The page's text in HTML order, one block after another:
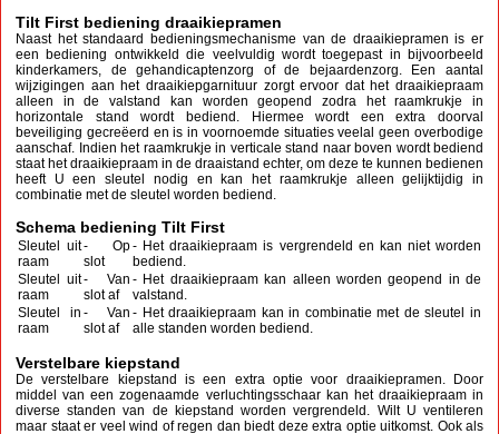
Tilt First bediening draaikiepramen
Naast het standaard bedieningsmechanisme van de draaikiepramen is er
een bediening ontwikkeld die veelvuldig wordt toegepast in bijvoorbeeld
kinderkamers, de gehandicaptenzorg of de bejaardenzorg. Een aantal
wijzigingen aan het draaikiepgarnituur zorgt ervoor dat het draaikiepraam
alleen in de valstand kan worden geopend zodra het raamkrukje in
horizontale stand wordt bediend. Hiermee wordt een extra doorval
beveiliging gecreëerd en is in voornoemde situaties veelal geen overbodige
aanschaf. Indien het raamkrukje in verticale stand naar boven wordt bediend
staat het draaikiepraam in de draaistand echter, om deze te kunnen bedienen
heeft U een sleutel nodig en kan het raamkrukje alleen gelijktijdig in
combinatie met de sleutel worden bediend.
Schema bediening Tilt First
Sleutel uit
raam
- Op
slot
- Het draaikiepraam is vergrendeld en kan niet worden
bediend.
Sleutel uit
raam
- Van
slot af
- Het draaikiepraam kan alleen worden geopend in de
valstand.
Sleutel in
raam
- Van
slot af
- Het draaikiepraam kan in combinatie met de sleutel in
alle standen worden bediend.
Verstelbare kiepstand
De verstelbare kiepstand is een extra optie voor draaikiepramen. Door
middel van een zogenaamde verluchtingsschaar kan het draaikiepraam in
diverse standen van de kiepstand worden vergrendeld. Wilt U ventileren
maar staat er veel wind of regen dan biedt deze extra optie uitkomst. Ook als